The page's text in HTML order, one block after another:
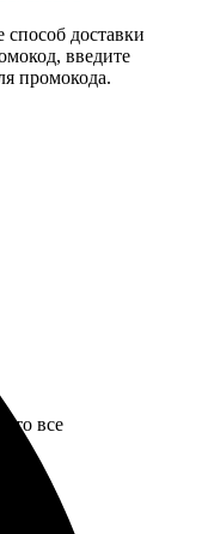
способ доставки
введите
промокода.
все